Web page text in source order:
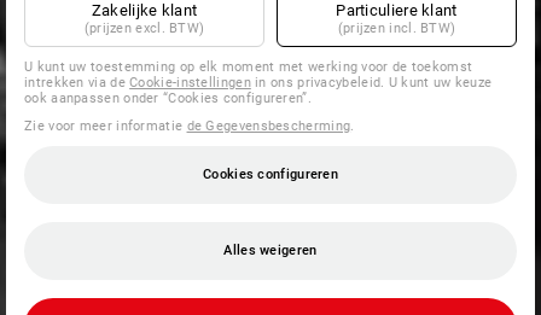
Zakelijke klant
(prijzen excl. BTW)
Particuliere klant
(prijzen incl. BTW)
U kunt uw toestemming op elk moment met werking voor de toekomst
intrekken via deCookie-instellingenin ons privacybeleid. U kunt uw keuze
ook aanpassen onder “Cookies configureren”.
Zie voor meer informatie de Gegevensbescherming.
Cookies configureren
Alles weigeren